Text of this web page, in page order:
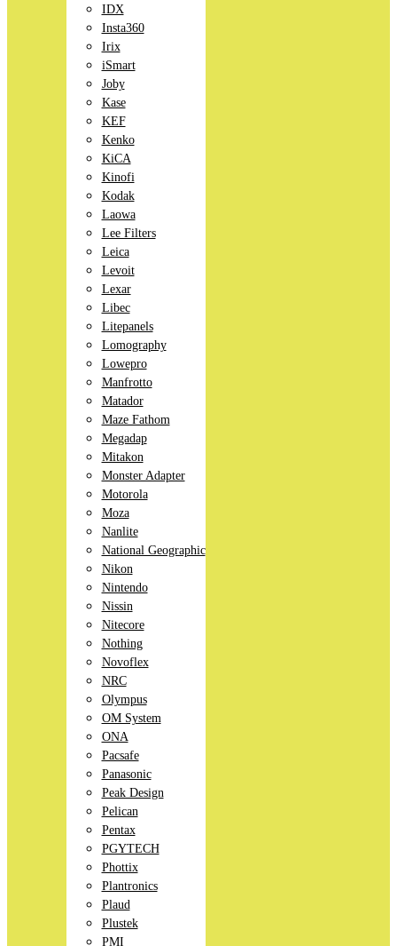
IDX
Insta360
Irix
iSmart
Joby
Kase
KEF
Kenko
KiCA
Kinofi
Kodak
Laowa
Lee Filters
Leica
Levoit
Lexar
Libec
Litepanels
Lomography
Lowepro
Manfrotto
Matador
Maze Fathom
Megadap
Mitakon
Monster Adapter
Motorola
Moza
Nanlite
National Geographic
Nikon
Nintendo
Nissin
Nitecore
Nothing
Novoflex
NRC
Olympus
OM System
ONA
Pacsafe
Panasonic
Peak Design
Pelican
Pentax
PGYTECH
Phottix
Plantronics
Plaud
Plustek
PMI